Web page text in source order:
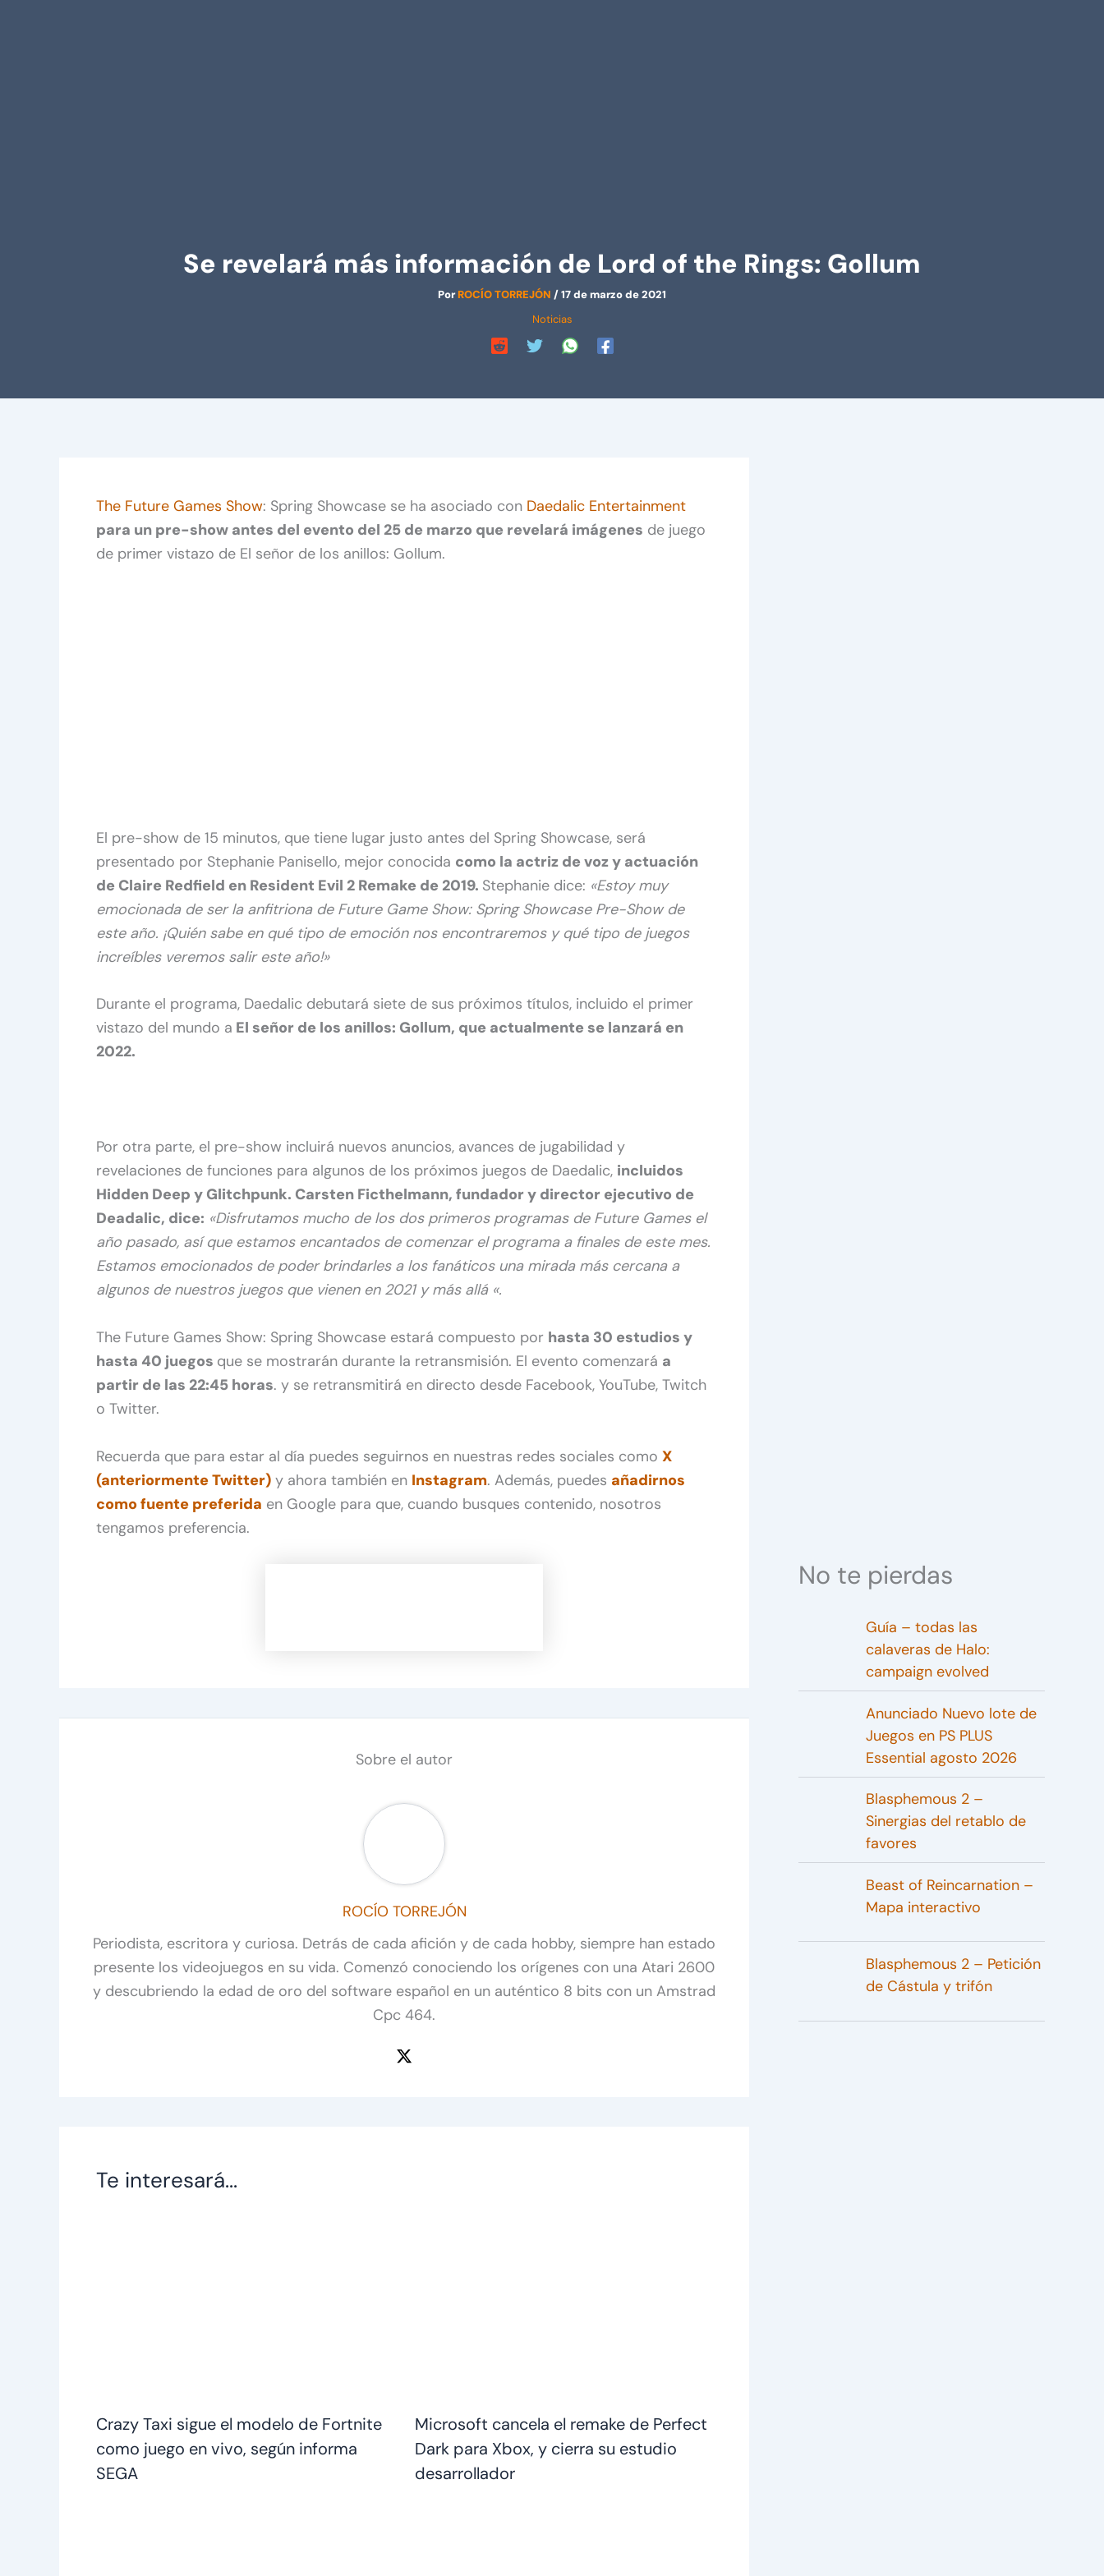
Se revelará más información de Lord of the Rings: Gollum
PorROCÍO TORREJÓN /17 de marzo de 2021
Noticias
The Future Games Show: Spring Showcase se ha asociado con Daedalic Entertainment
para un pre-show antes del evento del 25 de marzo que revelará imágenes de juego
de primer vistazo de El señor de los anillos: Gollum.
El pre-show de 15 minutos, que tiene lugar justo antes del Spring Showcase, será
presentado por Stephanie Panisello, mejor conocida como la actriz de voz y actuación
de Claire Redfield en Resident Evil 2 Remake de 2019. Stephanie dice: «Estoy muy
emocionada de ser la anfitriona de Future Game Show: Spring Showcase Pre-Show de
este año. ¡Quién sabe en qué tipo de emoción nos encontraremos y qué tipo de juegos
increíbles veremos salir este año!»
Durante el programa, Daedalic debutará siete de sus próximos títulos, incluido el primer
vistazo del mundo a El señor de los anillos: Gollum, que actualmente se lanzará en
2022.
Por otra parte, el pre-show incluirá nuevos anuncios, avances de jugabilidad y
revelaciones de funciones para algunos de los próximos juegos de Daedalic, incluidos
Hidden Deep y Glitchpunk. Carsten Ficthelmann, fundador y director ejecutivo de
Deadalic, dice: «Disfrutamos mucho de los dos primeros programas de Future Games el
año pasado, así que estamos encantados de comenzar el programa a finales de este mes.
Estamos emocionados de poder brindarles a los fanáticos una mirada más cercana a
algunos de nuestros juegos que vienen en 2021 y más allá «.
The Future Games Show: Spring Showcase estará compuesto por hasta 30 estudios y
hasta 40 juegos que se mostrarán durante la retransmisión. El evento comenzará a
partir de las 22:45 horas. y se retransmitirá en directo desde Facebook, YouTube, Twitch
o Twitter.
Recuerda que para estar al día puedes seguirnos en nuestras redes sociales como X
(anteriormente Twitter) y ahora también en Instagram. Además, puedes añadirnos
como fuente preferida en Google para que, cuando busques contenido, nosotros
tengamos preferencia.
Sobre el autor
ROCÍO TORREJÓN
Periodista, escritora y curiosa. Detrás de cada afición y de cada hobby, siempre han estado
presente los videojuegos en su vida. Comenzó conociendo los orígenes con una Atari 2600
y descubriendo la edad de oro del software español en un auténtico 8 bits con un Amstrad
Cpc 464.
Te interesará...
Crazy Taxi sigue el modelo de Fortnite
como juego en vivo, según informa
SEGA
Microsoft cancela el remake de Perfect
Dark para Xbox, y cierra su estudio
desarrollador
No te pierdas
Guía – todas las
calaveras de Halo:
campaign evolved
Anunciado Nuevo lote de
Juegos en PS PLUS
Essential agosto 2026
Blasphemous 2 –
Sinergias del retablo de
favores
Beast of Reincarnation –
Mapa interactivo
Blasphemous 2 – Petición
de Cástula y trifón